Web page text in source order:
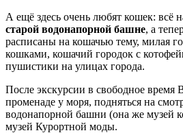
А ещё здесь очень любят кошек: всё
старой водонапорной башне, а
расписаны на кошачью тему, милая
кошками, кошачий городок с
пушистики на улицах города.
После экскурсии в свободное время
променаде у моря, подняться на
водонапорной башни (она же музей
музей Курортной моды.